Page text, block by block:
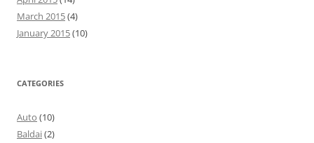
March 2015(4)
January 2015(10)
CATEGORIES
Auto (10)
Baldai(2)